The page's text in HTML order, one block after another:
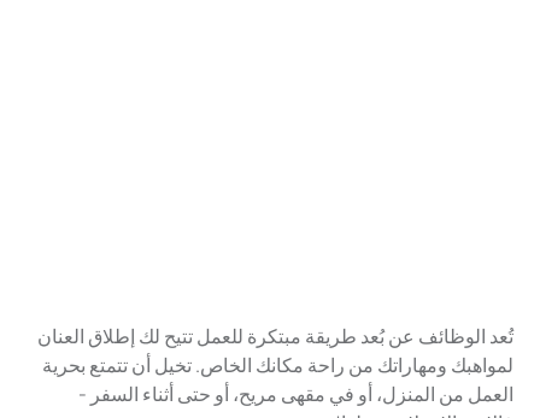
تُعد الوظائف عن بُعد طريقة مبتكرة للعمل تتيح لك إطلاق العنان
لمواهبك ومهاراتك من راحة مكانك الخاص. تخيل أن تتمتع بحرية
العمل من المنزل، أو في مقهى مريح، أو حتى أثناء السفر -